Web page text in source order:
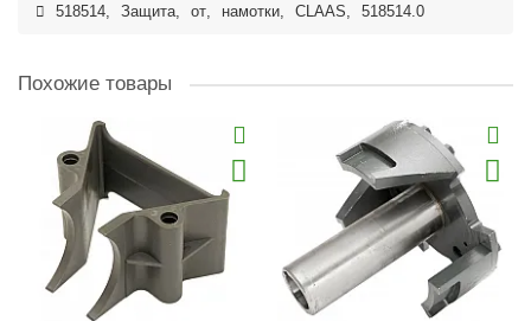
518514, Защита, от, намотки, CLAAS, 518514.0
Похожие товары